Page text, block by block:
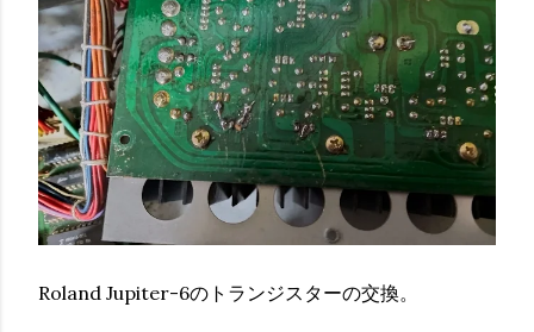
Roland Jupiter-6のトランジスターの交換。